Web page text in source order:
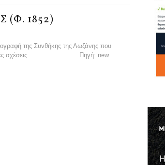
(Φ. 1852)
της Συνθήκης της Λωζάνης που
σχέσεις Πηγή: new...